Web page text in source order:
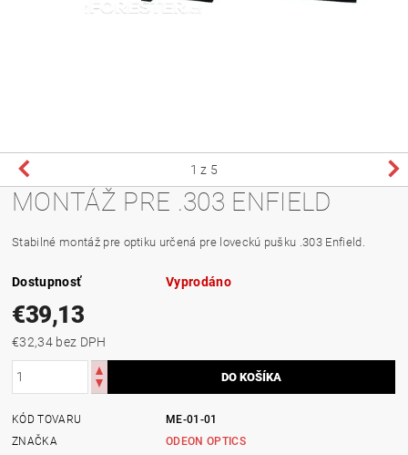
1 z 5
MONTÁŽ PRE .303 ENFIELD
Stabilné montáž pre optiku určená pre loveckú pušku .303 Enfield.
Dostupnosť Vyprodáno
€39,13
€32,34 bez DPH
KÓD TOVARU
ME-01-01
ZNAČKA
ODEON OPTICS